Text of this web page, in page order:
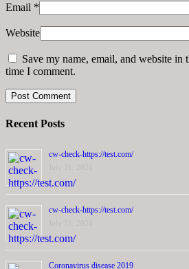
Email *
Website
Save my name, email, and website in
time I comment.
Recent Posts
cw-check-https://test.com/
cw-check-https://test.com/
Coronavirus disease 2019